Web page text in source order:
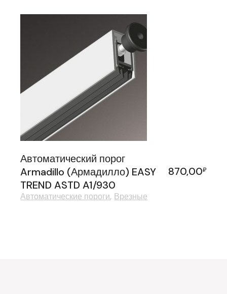
Автоматический порог
Armadillo (Армадилло) EASY
TREND ASTD A1/930
870,00₽
Автоматические пороги Врезные